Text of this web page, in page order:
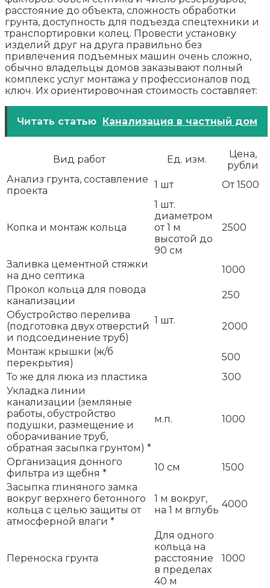
расстояние до объекта, сложность обработки
грунта, доступность для подъезда спецтехники и
транспортировки колец. Провести установку
изделий друг на друга правильно без
привлечения подъемных машин очень сложно,
обычно владельцы домов заказывают полный
комплекс услуг монтажа у профессионалов под
ключ. Их ориентировочная стоимость составляет:
Читать статью Канализация в частный дом
Вид работ Ед. изм.
Цена,
рубли
Анализ грунта, составление
проекта
1 шт От 1500
Копка и монтаж кольца
1 шт.
диаметром
от 1 м
высотой до
90 см
2500
Заливка цементной стяжки
на дно септика
1 шт.
1000
Прокол кольца для повода
канализации
250
Обустройство перелива
(подготовка двух отверстий
и подсоединение труб)
2000
Монтаж крышки (ж/б
перекрытия)
500
То же для люка из пластика
300
Укладка линии
канализации (земляные
работы, обустройство
подушки, размещение и
оборачивание труб,
обратная засыпка грунтом) *
м.п. 1000
Организация донного
фильтра из щебня *
10 см
1500
Засыпка глиняного замка
вокруг верхнего бетонного
кольца с целью защиты от
атмосферной влаги *
1 м вокруг,
на 1 м вглубь
4000
Переноска грунта
Для одного
кольца на
расстояние
в пределах
40 м
1000